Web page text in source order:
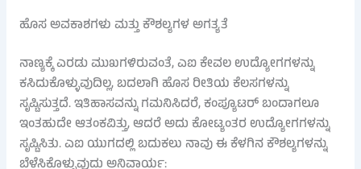
ಹೊಸ ಅವಕಾಶಗಳು ಮತ್ತು ಕೌಶಲ್ಯಗಳ ಅಗತ್ಯತೆ
ನಾಣ್ಯಕ್ಕೆ ಎರಡು ಮುಖಗಳಿರುವಂತೆ, ಎಐ ಕೇವಲ ಉದ್ಯೋಗಗಳನ್ನು
ಕಸಿದುಕೊಳ್ಳುವುದಿಲ್ಲ, ಬದಲಾಗಿ ಹೊಸ ರೀತಿಯ ಕೆಲಸಗಳನ್ನು
ಸೃಷ್ಟಿಸುತ್ತದೆ. ಇತಿಹಾಸವನ್ನು ಗಮನಿಸಿದರೆ, ಕಂಪ್ಯೂಟರ್ ಬಂದಾಗಲೂ
ಇಂತಹುದೇ ಆತಂಕವಿತ್ತು, ಆದರೆ ಅದು ಕೋಟ್ಯಂತರ ಉದ್ಯೋಗಗಳನ್ನು
ಸೃಷ್ಟಿಸಿತು. ಎಐ ಯುಗದಲ್ಲಿ ಬದುಕಲು ನಾವು ಈ ಕೆಳಗಿನ ಕೌಶಲ್ಯಗಳನ್ನು